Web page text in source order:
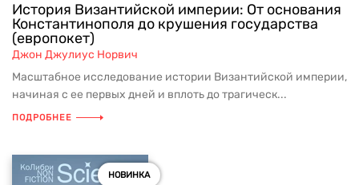
История Византийской империи: От основания
Константинополя до крушения государства
(европокет)
Джон Джулиус Норвич
Масштабное исследование истории Византийской империи,
начиная с ее первых дней и вплоть до трагическ...
ПОДРОБНЕЕ
НОВИНКА